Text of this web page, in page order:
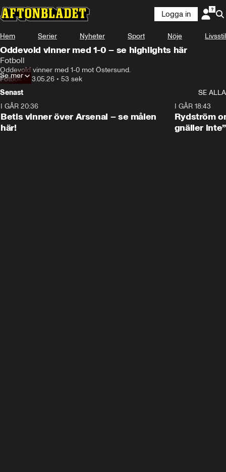
Logga in
Hem Serier Nyheter Sport Nöje Livsstil
Oddevold vinner med 1-0 – se highlights här
Fotboll
Oddevold vinner med 1-0 mot Östersund.
Fotboll•23.05.26 • 53 sek
Se mer
Senast
SE ALLA
I GÅR 20:36
Betis vinner över Arsenal – se målen
här!
I GÅR 18:43
Rydström
gnäller inte”